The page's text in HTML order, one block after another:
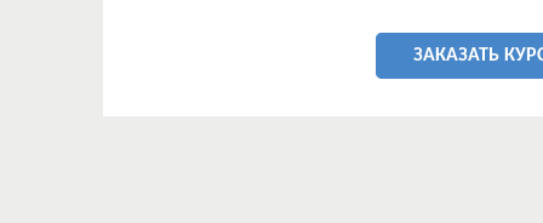
ЗАКАЗАТЬ